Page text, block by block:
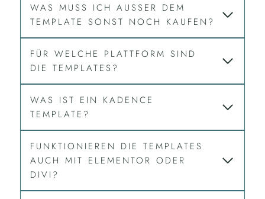
WAS MUSS ICH AUSSER DEM
TEMPLATE SONST NOCH KAUFEN?
FÜR WELCHE PLATTFORM SIND
DIE TEMPLATES?
WAS IST EIN KADENCE
TEMPLATE?
FUNKTIONIEREN DIE TEMPLATES
AUCH MIT ELEMENTOR ODER
DIVI?